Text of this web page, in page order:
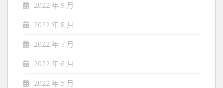
2022 年 9 月
2022 年 8 月
2022 年 7 月
2022 年 6 月
2022 年 5 月